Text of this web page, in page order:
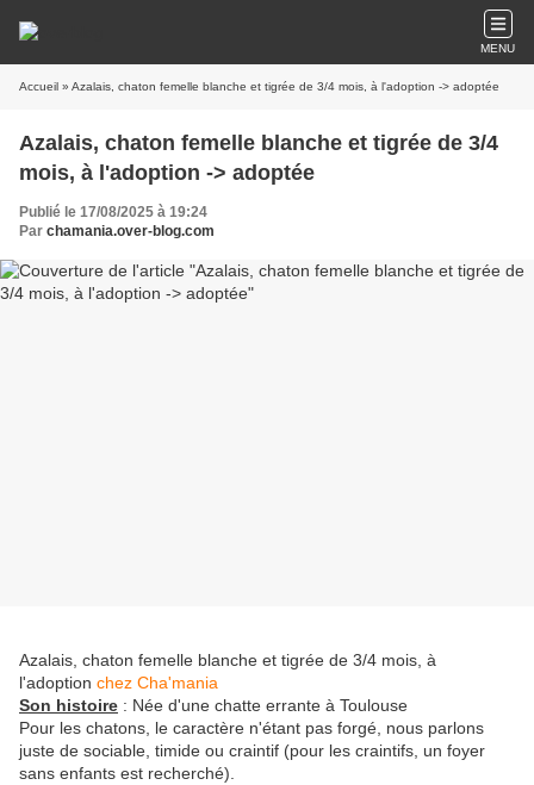
MENU
Accueil » Azalais, chaton femelle blanche et tigrée de 3/4 mois, à l'adoption -> adoptée
Azalais, chaton femelle blanche et tigrée de 3/4
mois, à l'adoption -> adoptée
Publié le 17/08/2025 à 19:24
Par chamania.over-blog.com
Azalais, chaton femelle blanche et tigrée de 3/4 mois, à
l'adoption chez Cha'mania
Son histoire : Née d'une chatte errante à Toulouse
Pour les chatons, le caractère n'étant pas forgé, nous parlons
juste de sociable, timide ou craintif (pour les craintifs, un foyer
sans enfants est recherché).